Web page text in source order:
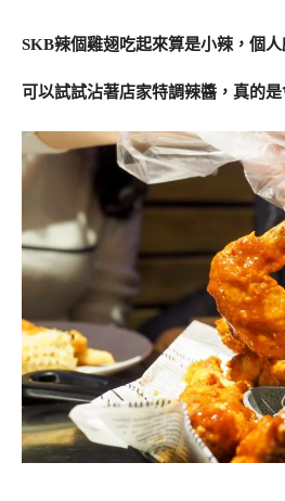
SKB辣個雞翅吃起來算是小辣，個
可以試試沾著店家特調辣醬，真的